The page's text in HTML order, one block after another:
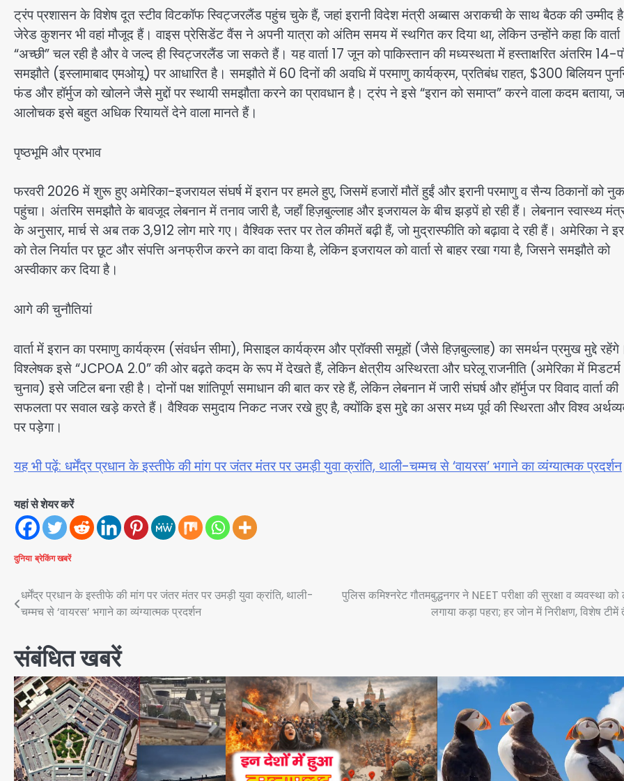
ट्रंप प्रशासन के विशेष दूत स्टीव विटकॉफ स्विट्जरलैंड पहुंच चुके हैं, जहां इरानी विदेश मंत्री अब्बास अराकची के साथ बैठक की उम्मीद
जेरेड कुशनर भी वहां मौजूद हैं। वाइस प्रेसिडेंट वैंस ने अपनी यात्रा को अंतिम समय में स्थगित कर दिया था, लेकिन उन्होंने कहा कि वार्ता
“अच्छी” चल रही है और वे जल्द ही स्विट्जरलैंड जा सकते हैं। यह वार्ता 17 जून को पाकिस्तान की मध्यस्थता में हस्ताक्षरित अंतरिम 14-
समझौते (इस्लामाबाद एमओयू) पर आधारित है। समझौते में 60 दिनों की अवधि में परमाणु कार्यक्रम, प्रतिबंध राहत, $300 बिलियन
फंड और हॉर्मुज को खोलने जैसे मुद्दों पर स्थायी समझौता करने का प्रावधान है। ट्रंप ने इसे “इरान को समाप्त” करने वाला कदम बताया,
आलोचक इसे बहुत अधिक रियायतें देने वाला मानते हैं।
पृष्ठभूमि और प्रभाव
फरवरी 2026 में शुरू हुए अमेरिका-इजरायल संघर्ष में इरान पर हमले हुए, जिसमें हजारों मौतें हुईं और इरानी परमाणु व सैन्य ठिकानों को
पहुंचा। अंतरिम समझौते के बावजूद लेबनान में तनाव जारी है, जहाँ हिज़बुल्लाह और इजरायल के बीच झड़पें हो रही हैं। लेबनान स्वास्थ्य
के अनुसार, मार्च से अब तक 3,912 लोग मारे गए। वैश्विक स्तर पर तेल कीमतें बढ़ी हैं, जो मुद्रास्फीति को बढ़ावा दे रही हैं। अमेरिका ने
को तेल निर्यात पर छूट और संपत्ति अनफ्रीज करने का वादा किया है, लेकिन इजरायल को वार्ता से बाहर रखा गया है, जिसने समझौते को
अस्वीकार कर दिया है।
आगे की चुनौतियां
वार्ता में इरान का परमाणु कार्यक्रम (संवर्धन सीमा), मिसाइल कार्यक्रम और प्रॉक्सी समूहों (जैसे हिज़बुल्लाह) का समर्थन प्रमुख मुद्दे
विश्लेषक इसे “JCPOA 2.0” की ओर बढ़ते कदम के रूप में देखते हैं, लेकिन क्षेत्रीय अस्थिरता और घरेलू राजनीति (अमेरिका में मिडटर्म
चुनाव) इसे जटिल बना रही है। दोनों पक्ष शांतिपूर्ण समाधान की बात कर रहे हैं, लेकिन लेबनान में जारी संघर्ष और हॉर्मुज पर विवाद वार्ता की
सफलता पर सवाल खड़े करते हैं। वैश्विक समुदाय निकट नजर रखे हुए है, क्योंकि इस मुद्दे का असर मध्य पूर्व की स्थिरता और विश्व
पर पड़ेगा।
यह भी पढ़ें: धर्मेंद्र प्रधान के इस्तीफे की मांग पर जंतर मंतर पर उमड़ी युवा क्रांति, थाली-चम्मच से ‘वायरस’ भगाने का व्यंग्यात्मक प्रदर्शन
यहां से शेयर करें
दुनिया ब्रेकिंग खबरें
Post
navigation
धर्मेंद्र प्रधान के इस्तीफे की मांग पर जंतर मंतर पर उमड़ी युवा क्रांति, थाली-
चम्मच से ‘वायरस’ भगाने का व्यंग्यात्मक प्रदर्शन
पुलिस कमिश्नरेट गौतमबुद्धनगर ने NEET परीक्षा की सुरक्षा व व्यवस्था
लगाया कड़ा पहरा; हर जोन में निरीक्षण, विशेष टीमें
संबंधित खबरें